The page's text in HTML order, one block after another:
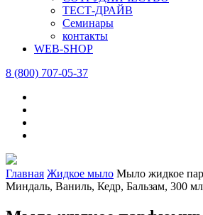
ТЕСТ-ДРАЙВ
Семинары
контакты
WEB-SHOP
8 (800) 707-05-37
Главная Жидкое мыло Мыло жидкое
Миндаль, Ваниль, Кедр, Бальзам, 300 мл